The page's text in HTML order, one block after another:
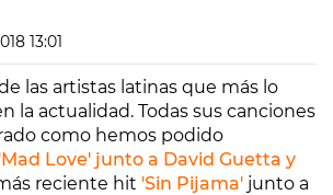
13:01
las artistas latinas que más lo
la actualidad. Todas sus canciones
como hemos podido
'Mad Love' junto a David Guetta y
reciente hit 'Sin Pijama' junto a